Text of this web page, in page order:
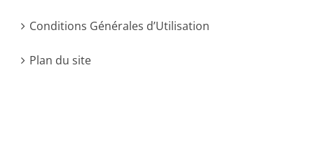
Conditions Générales d’Utilisation
Plan du site